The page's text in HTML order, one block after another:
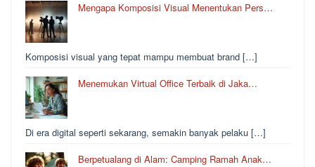
Mengapa Komposisi Visual Menentukan Pers…
Komposisi visual yang tepat mampu membuat brand […]
Menemukan Virtual Office Terbaik di Jaka…
Di era digital seperti sekarang, semakin banyak pelaku […]
Berpetualang di Alam: Camping Ramah Anak…